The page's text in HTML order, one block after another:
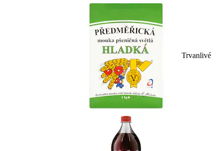
Trvanlivé